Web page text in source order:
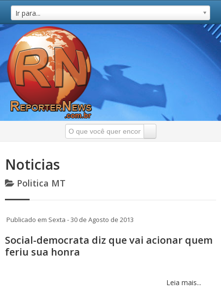
Ir para...
Noticias
Politica MT
Publicado em Sexta - 30 de Agosto de 2013
Social-democrata diz que vai acionar quem
feriu sua honra
Leia mais...